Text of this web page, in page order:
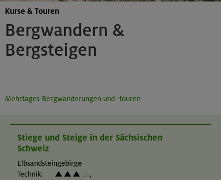
Bergwandern &
Bergsteigen
Kurse & Touren
Mehrtages-Bergwanderungen und -touren
Stiege und Steige in der Sächsischen
Schweiz
Elbsandsteingebirge
Technik:
,